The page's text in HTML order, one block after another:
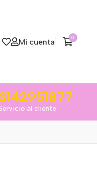
Mi cuenta 0
al cliente